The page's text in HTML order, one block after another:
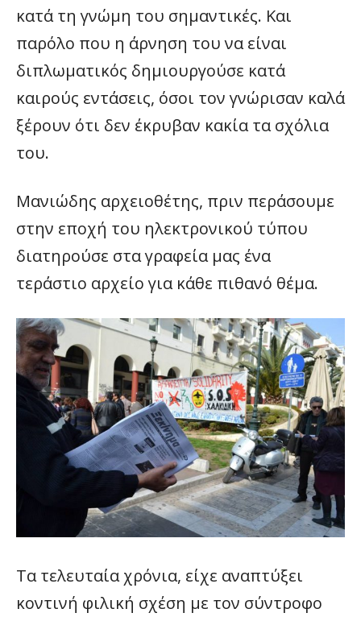
κατά τη γνώμη του σημαντικές. Και
παρόλο που η άρνηση του να είναι
διπλωματικός δημιουργούσε κατά
καιρούς εντάσεις, όσοι τον γνώρισαν καλά
ξέρουν ότι δεν έκρυβαν κακία τα σχόλια
του.
Μανιώδης αρχειοθέτης, πριν περάσουμε
στην εποχή του ηλεκτρονικού τύπου
διατηρούσε στα γραφεία μας ένα
τεράστιο αρχείο για κάθε πιθανό θέμα.
Τα τελευταία χρόνια, είχε αναπτύξει
κοντινή φιλική σχέση με τον σύντροφο